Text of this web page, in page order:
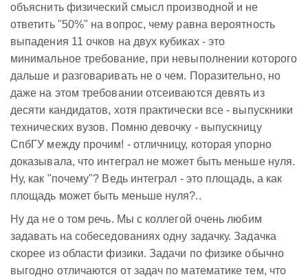
объяснить физический смысл производной и не
ответить "50%" на вопрос, чему равна вероятность
выпадения 11 очков на двух кубиках - это
минимальное требование, при невыполнении которого
дальше и разговаривать не о чем. Поразительно, но
даже на этом требовании отсеиваются девять из
десяти кандидатов, хотя практически все - выпускники
технических вузов. Помню девочку - выпускницу
СпбГУ между прочим! - отличницу, которая упорно
доказывала, что интеграл не может быть меньше нуля.
Ну, как "почему"? Ведь интеграл - это площадь, а как
площадь может быть меньше нуля?..
Ну да не о том речь. Мы с коллегой очень любим
задавать на собеседованиях одну задачку. Задачка
скорее из области физики. Задачи по физике обычно
выгодно отличаются от задач по математике тем, что